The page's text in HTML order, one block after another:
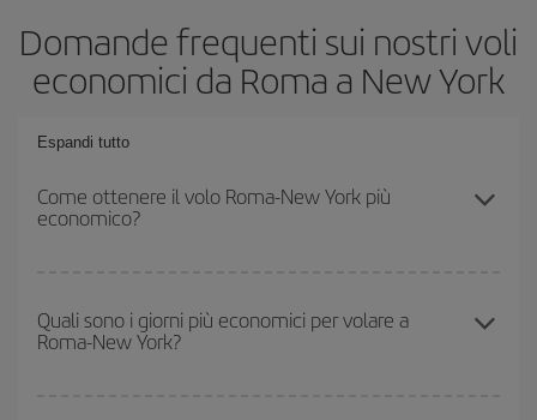
Domande frequenti sui nostri voli
economici da Roma a New York
Espandi tutto
Come ottenere il volo Roma-New York più
economico?
ottenere il volo più economico se eviti l'alta stagione, acquisti in
anticipo e hai una certa flessibilità rispetto alle date e agli orari di
Quali sono i giorni più economici per volare a
Roma-New York?